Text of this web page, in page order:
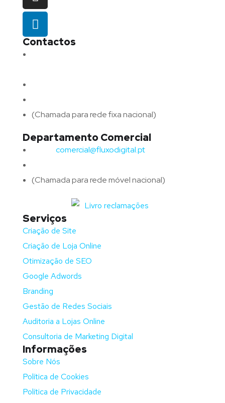
Contactos
(Chamada para rede fixa nacional)
Departamento Comercial
comercial@fluxodigital.pt
(Chamada para rede móvel nacional)
Serviços
Criação de Site
Criação de Loja Online
Otimização de SEO
Google Adwords
Branding
Gestão de Redes Sociais
Auditoria a Lojas Online
Consultoria de Marketing Digital
Informações
Sobre Nós
Política de Cookies
Política de Privacidade